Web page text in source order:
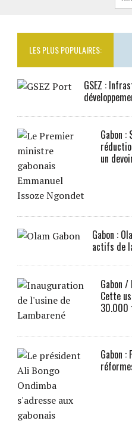
LES PLUS POPULAIRES:
GSEZ :
Gabon
un
Gabon :
actifs de
Gabon
Cette
30.000
Gabon